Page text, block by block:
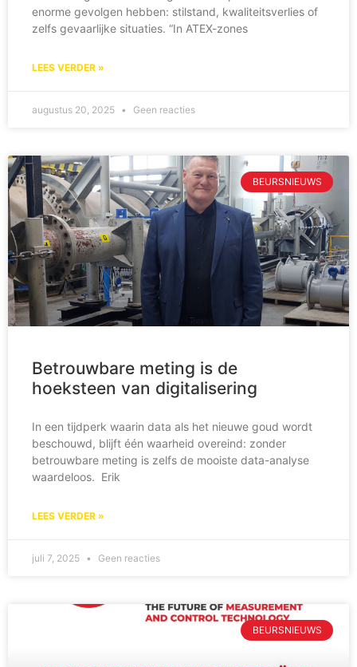
enorme gevolgen hebben: stilstand, kwaliteitsverlies of
zelfs gevaarlijke situaties. “In ATEX-zones
LEES VERDER »
augustus 20, 2025 Geen reacties
BEURSNIEUWS
Betrouwbare meting is de
hoeksteen van digitalisering
In een tijdperk waarin data als het nieuwe goud wordt
beschouwd, blijft één waarheid overeind: zonder
betrouwbare meting is zelfs de mooiste data-analyse
waardeloos. Erik
LEES VERDER »
juli 7, 2025 Geen reacties
BEURSNIEUWS